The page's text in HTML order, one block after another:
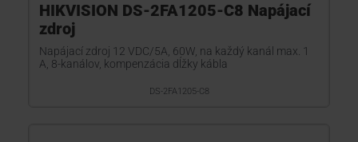
HIKVISION DS-2FA1205-C8 Napájací
zdroj
Napájací zdroj 12 VDC/5A, 60W, na každý kanál max. 1
A, 8-kanálov, kompenzácia dĺžky kábla
DS-2FA1205-C8